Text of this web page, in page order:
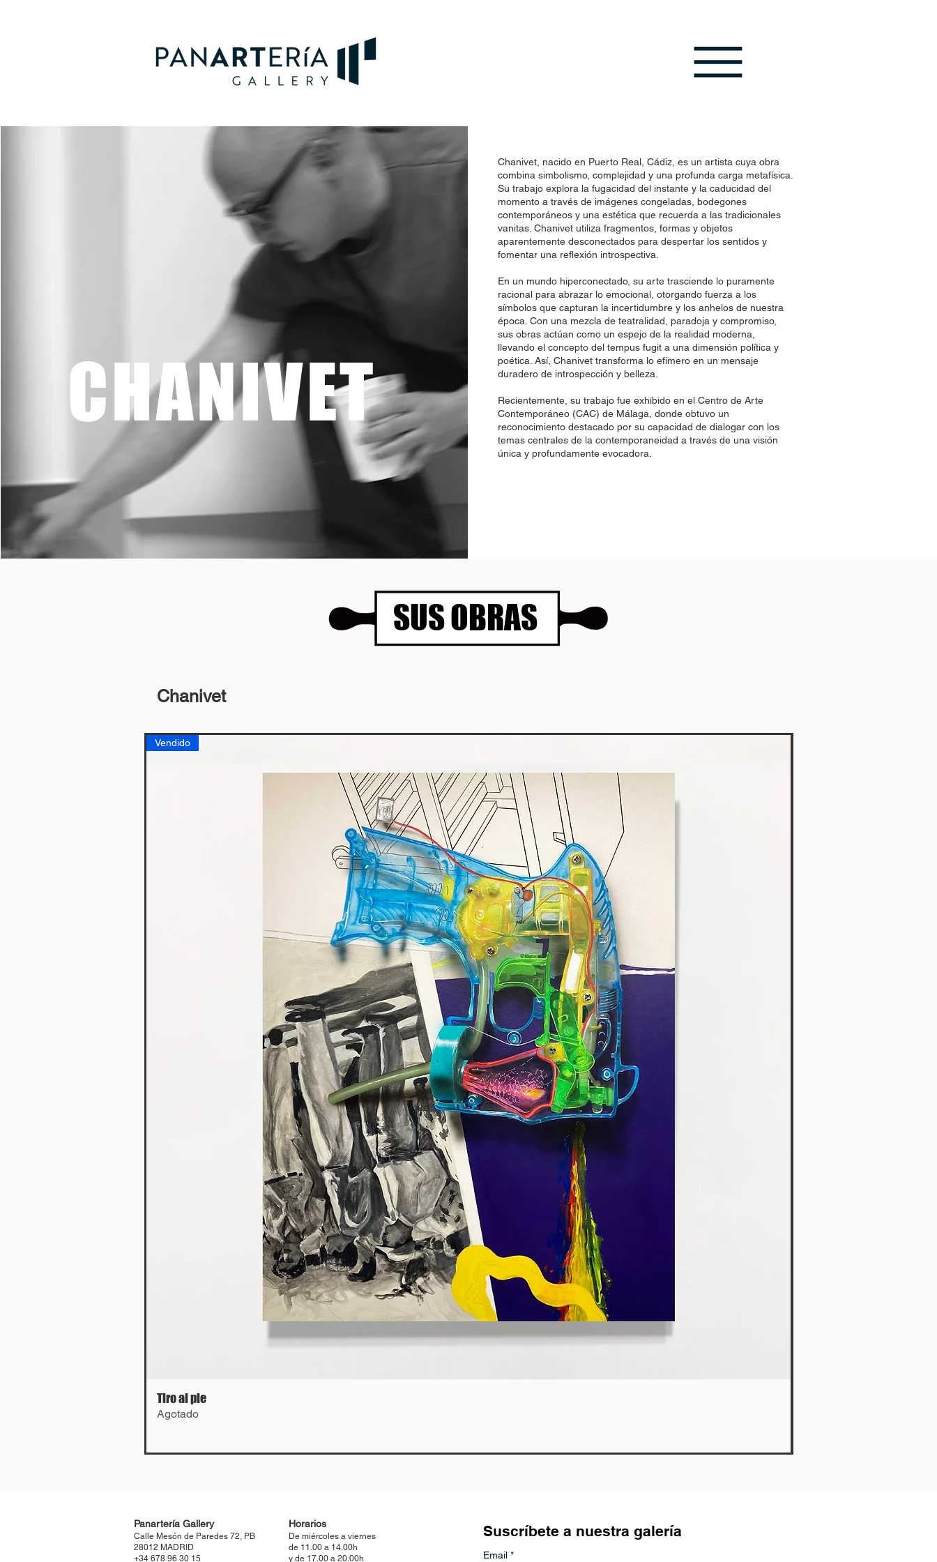
CHANIVET
Chanivet, nacido en Puerto Real, Cádiz, es un artista cuya obra
combina simbolismo, complejidad y una profunda carga metafísica.
Su trabajo explora la fugacidad del instante y la caducidad del
momento a través de imágenes congeladas, bodegones
contemporáneos y una estética que recuerda a las tradicionales
vanitas. Chanivet utiliza fragmentos, formas y objetos
aparentemente desconectados para despertar los sentidos y
fomentar una reflexión introspectiva.
En un mundo hiperconectado, su arte trasciende lo puramente
racional para abrazar lo emocional, otorgando fuerza a los
símbolos que capturan la incertidumbre y los anhelos de nuestra
época. Con una mezcla de teatralidad, paradoja y compromiso,
sus obras actúan como un espejo de la realidad moderna,
llevando el concepto del tempus fugit a una dimensión política y
poética. Así, Chanivet transforma lo efímero en un mensaje
duradero de introspección y belleza.
Recientemente, su trabajo fue exhibido en el Centro de Arte
Contemporáneo (CAC) de Málaga, donde obtuvo un
reconocimiento destacado por su capacidad de dialogar con los
temas centrales de la contemporaneidad a través de una visión
única y profundamente evocadora.
SUS OBRAS
Chanivet
Vendido
Tiro al pie
Agotado
Panartería Gallery
Calle Mesón de Paredes 72, PB
28012 MADRID
+34 678 96 30 15
Horarios
De miércoles a viernes
de 11.00 a 14.00h
y de 17.00 a 20.00h
Suscríbete a nuestra galería
Email *